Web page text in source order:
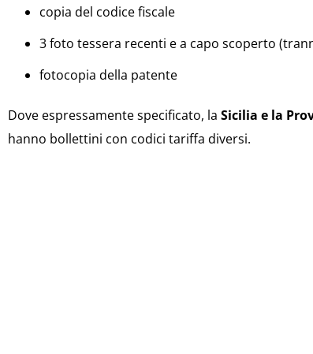
copia del codice fiscale
3 foto tessera recenti e a capo scoperto
fotocopia della patente
Dove espressamente specificato, la Sicilia e la
hanno bollettini con codici tariffa diversi.